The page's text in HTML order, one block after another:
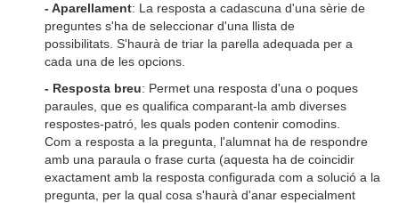
- Aparellament: La resposta a cadascuna d'una sèrie de
preguntes s'ha de seleccionar d'una llista de
possibilitats. S'haurà de triar la parella adequada per a
cada una de les opcions.
- Resposta breu: Permet una resposta d'una o poques
paraules, que es qualifica comparant-la amb diverses
respostes-patró, les quals poden contenir comodins.
Com a resposta a la pregunta, l'alumnat ha de respondre
amb una paraula o frase curta (aquesta ha de coincidir
exactament amb la resposta configurada com a solució a la
pregunta, per la qual cosa s'haurà d'anar especialment